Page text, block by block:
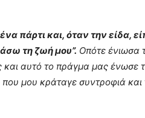
πάρτι και, όταν την είδα,
τη ζωή μου”. Οπότε ένιωσα
και αυτό το πράγμα μας ένωσε
μου κράταγε συντροφιά και